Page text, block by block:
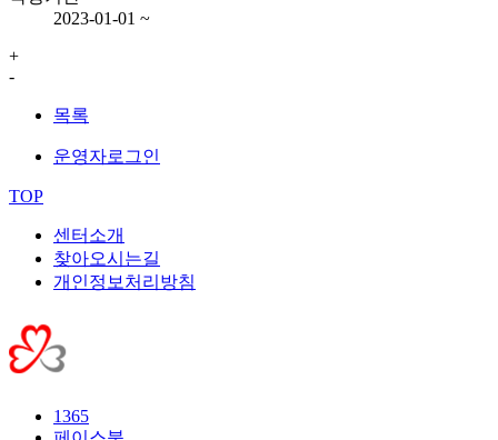
2023-01-01 ~
+
-
목록
운영자로그인
TOP
센터소개
찾아오시는길
개인정보처리방침
1365